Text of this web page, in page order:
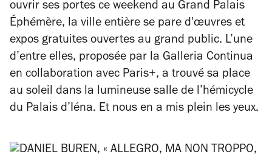
ouvrir ses portes ce weekend au Grand Palais
Éphémère, la ville entière se pare d'œuvres et
expos gratuites ouvertes au grand public. L’une
d’entre elles, proposée par la Galleria Continua
en collaboration avec Paris+, a trouvé sa place
au soleil dans la lumineuse salle de l’hémicycle
du Palais d’Iéna. Et nous en a mis plein les yeux.